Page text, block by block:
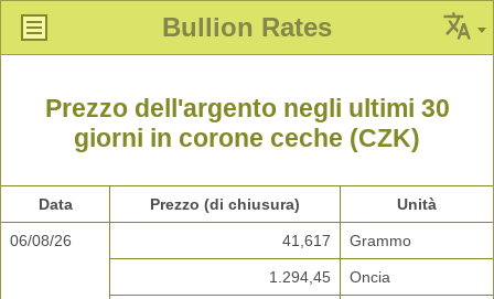
Bullion Rates
Prezzo dell'argento negli ultimi 30
giorni in corone ceche (CZK)
Data Prezzo (di chiusura) Unità
06/08/26 41,617 Grammo
1.294,45 Oncia